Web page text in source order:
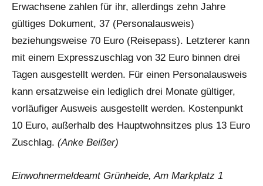
Erwachsene zahlen für ihr, allerdings zehn Jahre
gültiges Dokument, 37 (Personalausweis)
beziehungsweise 70 Euro (Reisepass). Letzterer kann
mit einem Expresszuschlag von 32 Euro binnen drei
Tagen ausgestellt werden. Für einen Personalausweis
kann ersatzweise ein lediglich drei Monate gültiger,
vorläufiger Ausweis ausgestellt werden. Kostenpunkt
10 Euro, außerhalb des Hauptwohnsitzes plus 13 Euro
Zuschlag. (Anke Beißer)
Einwohnermeldeamt Grünheide, Am Markplatz 1